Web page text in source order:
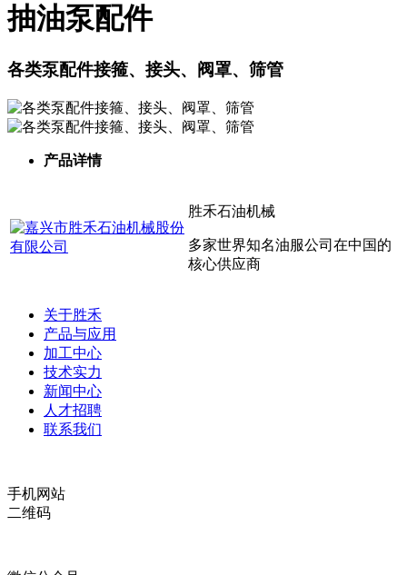
抽油泵配件
各类泵配件接箍、接头、阀罩、筛管
产品详情
胜禾石油机械
多家世界知名油服公司在中国的
核心供应商
关于胜禾
产品与应用
加工中心
技术实力
新闻中心
人才招聘
联系我们
手机网站
二维码